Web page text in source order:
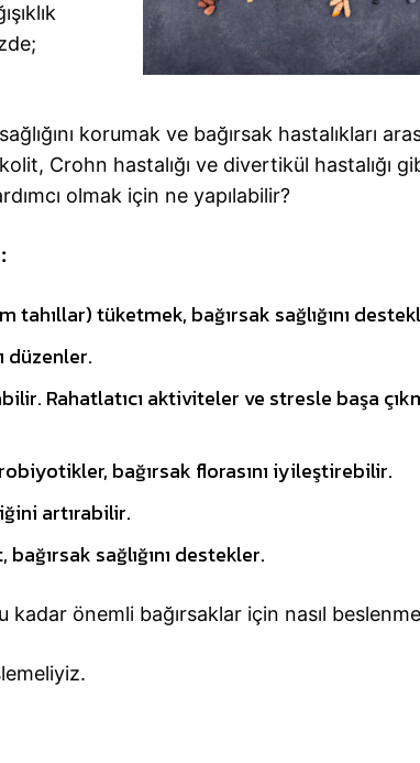
korumak ve bağırsak hastalıkları
Crohn hastalığı ve divertikül hastalığı
olmak için ne yapılabilir?
tahıllar) tüketmek, bağırsak sağlığını
düzenler.
Rahatlatıcı aktiviteler ve stresle başa
bağırsak florasını iyileştirebilir.
artırabilir.
sağlığını destekler.
önemli bağırsaklar için nasıl